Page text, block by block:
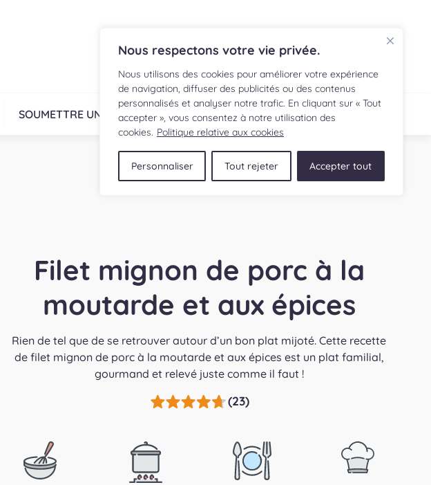
Nous respectons votre vie privée.
Nous utilisons des cookies pour améliorer votre expérience
de navigation, diffuser des publicités ou des contenus
personnalisés et analyser notre trafic. En cliquant sur « Tout
accepter », vous consentez à notre utilisation des
cookies. Politique relative aux cookies
Personnaliser Tout rejeter Accepter tout
SOUMETTRE UNE RECETTE BOUTIQUE
Filet mignon de porc à la
moutarde et aux épices
Rien de tel que de se retrouver autour d’un bon plat mijoté. Cette recette
de filet mignon de porc à la moutarde et aux épices est un plat familial,
gourmand et relevé juste comme il faut !
(23)